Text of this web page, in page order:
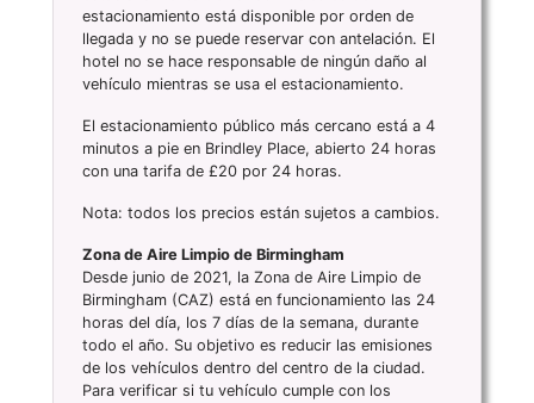
estacionamiento está disponible por orden de
llegada y no se puede reservar con antelación. El
hotel no se hace responsable de ningún daño al
vehículo mientras se usa el estacionamiento.
El estacionamiento público más cercano está a 4
minutos a pie en Brindley Place, abierto 24 horas
con una tarifa de £20 por 24 horas.
Nota: todos los precios están sujetos a cambios.
Zona de Aire Limpio de Birmingham
Desde junio de 2021, la Zona de Aire Limpio de
Birmingham (CAZ) está en funcionamiento las 24
horas del día, los 7 días de la semana, durante
todo el año. Su objetivo es reducir las emisiones
de los vehículos dentro del centro de la ciudad.
Para verificar si tu vehículo cumple con los